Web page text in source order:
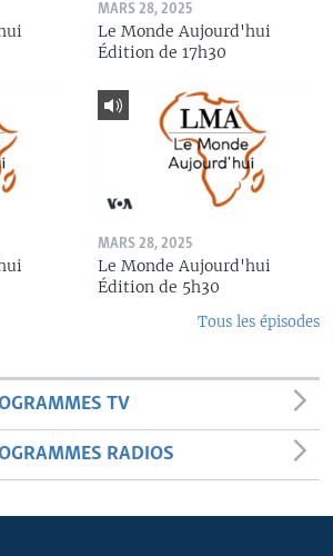
MARS 28, 2025
Le Monde Aujourd'hui
Édition de 17h30
MARS 28, 2025
Le Monde Aujourd'hui
Édition de 5h30
Tous les épisodes
TV
RADIOS